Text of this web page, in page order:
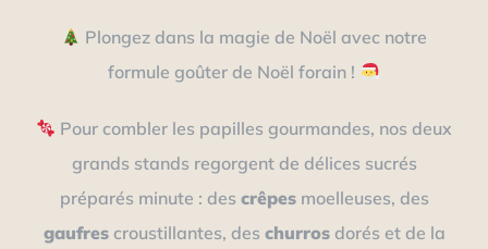
Plongez dans la magie de Noël avec notre
formule goûter de Noël forain !
Pour combler les papilles gourmandes, nos deux
grands stands regorgent de délices sucrés
préparés minute : des crêpesmoelleuses, des
gaufrescroustillantes, des churrosdorés et de la